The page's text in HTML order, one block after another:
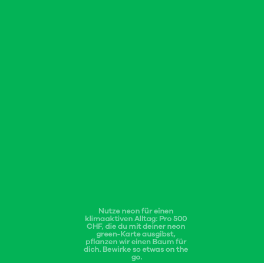
Nutze neon für einen
klimaaktiven Alltag: Pro 500
CHF, die du mit deiner neon
green-Karte ausgibst,
pflanzen wir einen Baum für
dich. Bewirke so etwas on the
go.